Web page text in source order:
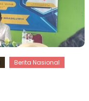
Berita Nasional